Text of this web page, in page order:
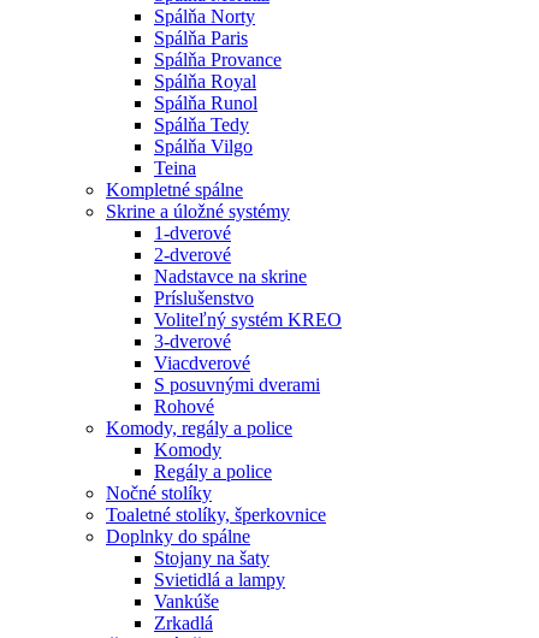
Spálňa Norty
Spálňa Paris
Spálňa Provance
Spálňa Royal
Spálňa Runol
Spálňa Tedy
Spálňa Vilgo
Teina
Kompletné spálne
Skrine a úložné systémy
1-dverové
2-dverové
Nadstavce na skrine
Príslušenstvo
Voliteľný systém KREO
3-dverové
Viacdverové
S posuvnými dverami
Rohové
Komody, regály a police
Komody
Regály a police
Nočné stolíky
Toaletné stolíky, šperkovnice
Doplnky do spálne
Stojany na šaty
Svietidlá a lampy
Vankúše
Zrkadlá